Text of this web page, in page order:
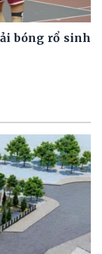
bóng rổ sinh